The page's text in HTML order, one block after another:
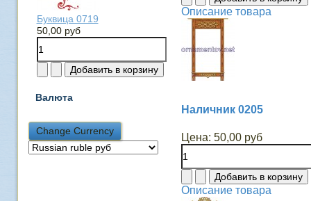
Буквица 0719
50,00 руб
Валюта
Описание товара
Наличник 0205
Цена: 50,00 руб
Описание товара